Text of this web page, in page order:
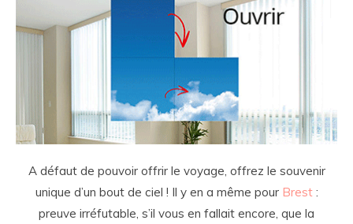
A défaut de pouvoir offrir le voyage, offrez le souvenir
unique d’un bout de ciel ! Il y en a même pour Brest:
preuve irréfutable, s’il vous en fallait encore, que la